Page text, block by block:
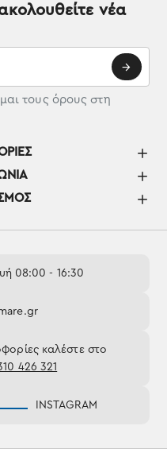
νέα
τους όρους στη
08:00 - 16:30
καλέστε στο
426 321
INSTAGRAM